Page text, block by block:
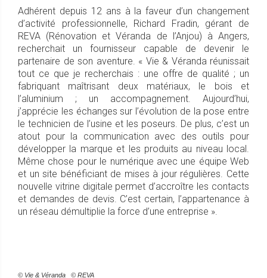
Adhérent depuis 12 ans à la faveur d’un changement
d’activité professionnelle, Richard Fradin, gérant de
REVA (Rénovation et Véranda de l’Anjou) à Angers,
recherchait un fournisseur capable de devenir le
partenaire de son aventure. « Vie & Véranda réunissait
tout ce que je recherchais : une offre de qualité ; un
fabriquant maîtrisant deux matériaux, le bois et
l’aluminium ; un accompagnement. Aujourd’hui,
j’apprécie les échanges sur l’évolution de la pose entre
le technicien de l’usine et les poseurs. De plus, c’est un
atout pour la communication avec des outils pour
développer la marque et les produits au niveau local.
Même chose pour le numérique avec une équipe Web
et un site bénéficiant de mises à jour régulières. Cette
nouvelle vitrine digitale permet d’accroître les contacts
et demandes de devis. C’est certain, l’appartenance à
un réseau démultiplie la force d’une entreprise ».
© Vie & Véranda © REVA